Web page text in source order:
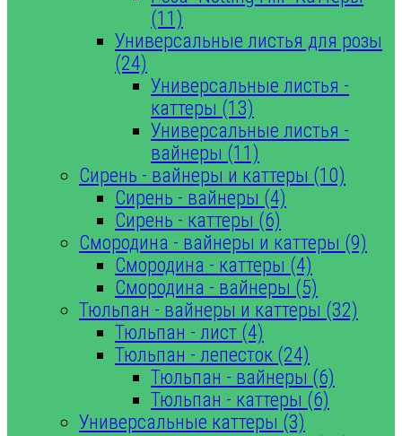
(11)
Универсальные листья для розы
(24)
Универсальные листья -
каттеры (13)
Универсальные листья -
вайнеры (11)
Сирень - вайнеры и каттеры (10)
Сирень - вайнеры (4)
Сирень - каттеры (6)
Смородина - вайнеры и каттеры (9)
Смородина - каттеры (4)
Смородина - вайнеры (5)
Тюльпан - вайнеры и каттеры (32)
Тюльпан - лист (4)
Тюльпан - лепесток (24)
Тюльпан - вайнеры (6)
Тюльпан - каттеры (6)
Универсальные каттеры (3)